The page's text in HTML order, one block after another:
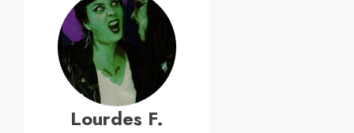
Lourdes F.